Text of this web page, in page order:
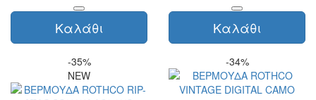
Καλάθι Καλάθι
-35%
NEW
-34%